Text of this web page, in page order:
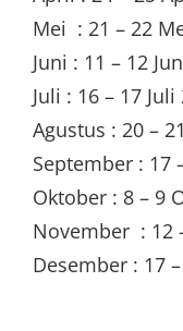
Mei : 21 – 22
Juni : 11 – 12
Juli : 16 – 17 Juli
Agustus : 20 –
September : 17
Oktober : 8 – 9
November : 12
Desember : 17